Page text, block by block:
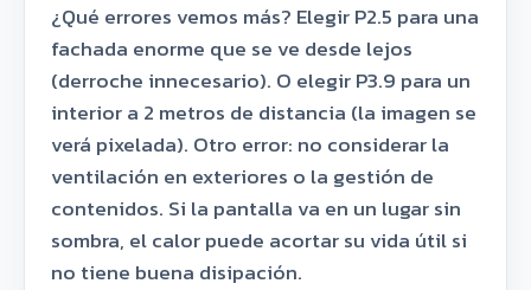
¿Qué errores vemos más? Elegir P2.5 para una
fachada enorme que se ve desde lejos
(derroche innecesario). O elegir P3.9 para un
interior a 2 metros de distancia (la imagen se
verá pixelada). Otro error: no considerar la
ventilación en exteriores o la gestión de
contenidos. Si la pantalla va en un lugar sin
sombra, el calor puede acortar su vida útil si
no tiene buena disipación.